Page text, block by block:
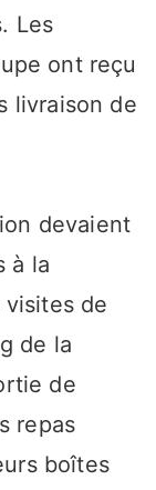
Les
ont reçu
livraison de
devaient
à la
visites de
de la
de
repas
boîtes